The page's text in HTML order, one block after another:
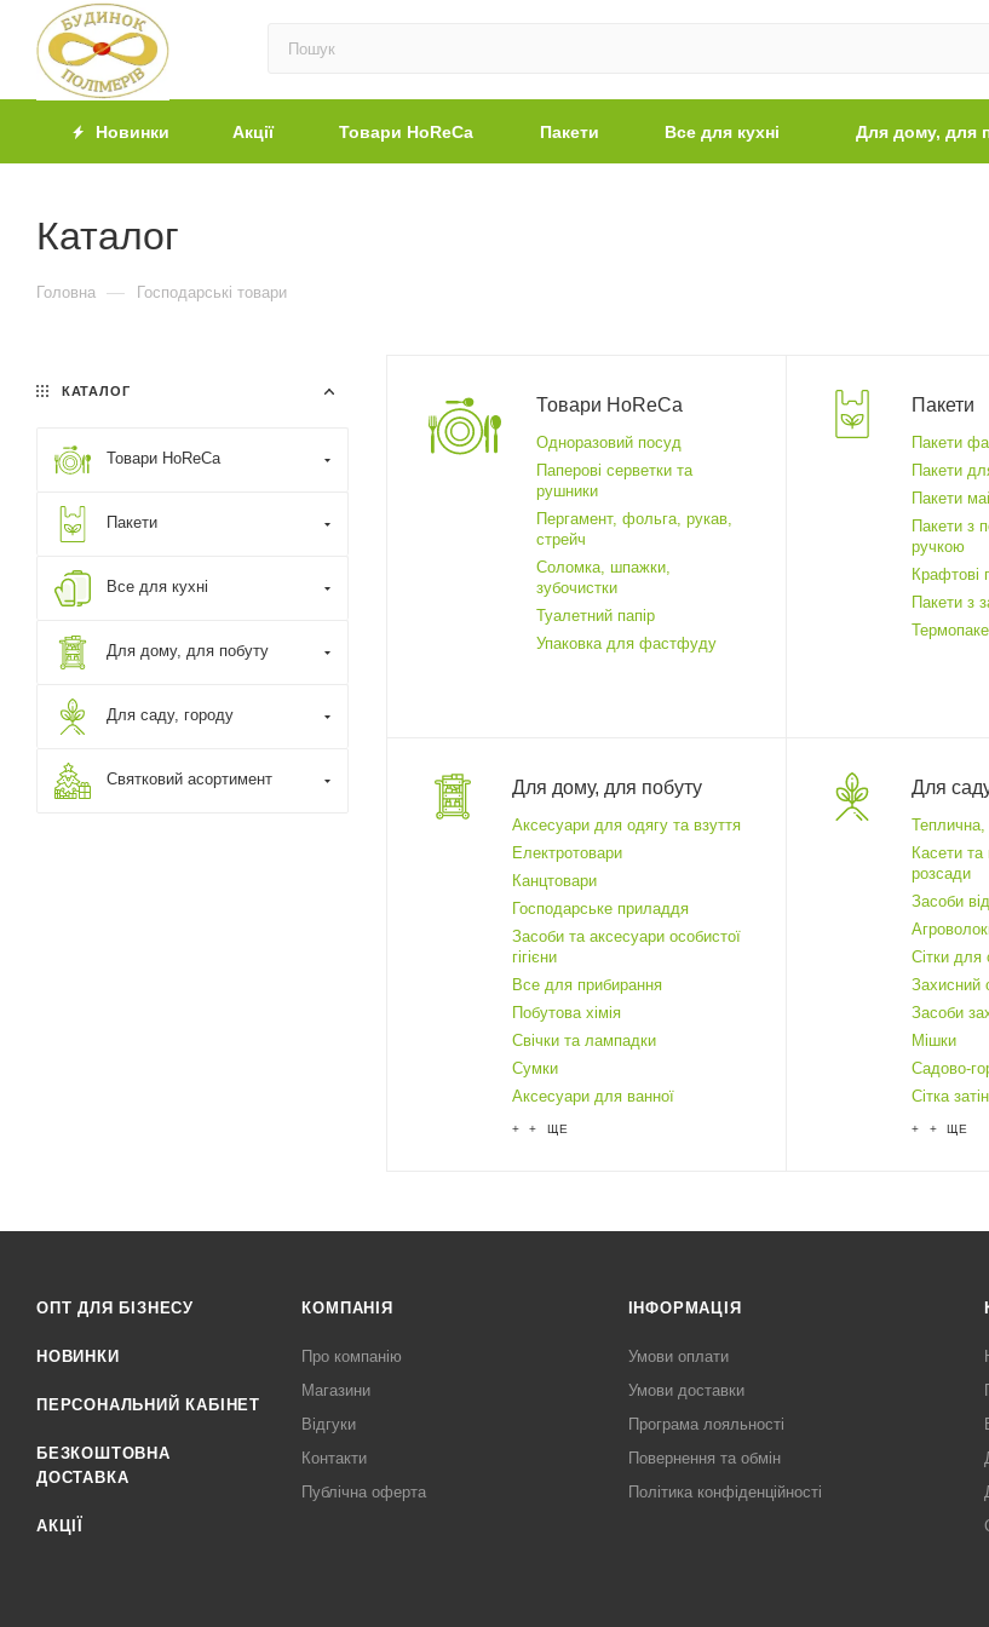
Новинки Акції Товари HoReCa Пакети Все для кухні Для дому, для
Каталог
Головна — Господарські товари
Товари HoReCa
Одноразовий посуд
Паперові серветки та
рушники
Пергамент, фольга, рукав,
стрейч
Соломка, шпажки,
зубочистки
Туалетний папір
Упаковка для фастфуду
Пакети
Пакети
Пакети
Пакети
Пакети з
ручкою
Крафтові
Пакети з
Для дому, для побуту
Аксесуари для одягу та взуття
Електротовари
Канцтовари
Господарське приладдя
Засоби та аксесуари особистої
гігієни
Все для прибирання
Побутова хімія
Свічки та лампадки
Сумки
Аксесуари для ванної
+ + ЩЕ
Для
Теплична,
Касети
розсади
Засоби
Сітки для
Захисний
Засоби
Мішки
Садово-
Сітка
+ + ЩЕ
КАТАЛОГ
Товари HoReCa
Пакети
Все для кухні
Для дому, для побуту
Для саду, городу
Святковий асортимент
ОПТ ДЛЯ БІЗНЕСУ
НОВИНКИ
ПЕРСОНАЛЬНИЙ КАБІНЕТ
БЕЗКОШТОВНА
ДОСТАВКА
АКЦІЇ
КОМПАНІЯ
Про компанію
Магазини
Відгуки
Контакти
Публічна оферта
ІНФОРМАЦІЯ
Умови оплати
Умови доставки
Програма лояльності
Повернення та обмін
Політика конфіденційності